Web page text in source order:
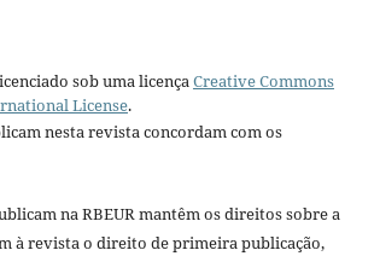
sob uma licençaCreative Commons
License.
nesta revista concordam com os
na RBEUR mantêm os direitos sobre a
à revista o direito de primeira publicação,